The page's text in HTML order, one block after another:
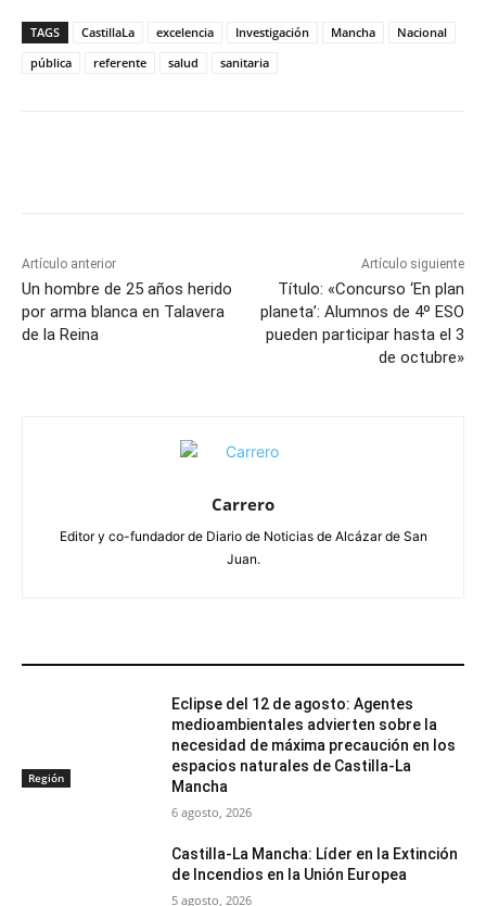
TAGS CastillaLa excelencia Investigación Mancha
Nacional
pública
referente salud sanitaria
Artículo anterior
Un hombre de 25 años herido
por arma blanca en Talavera
de la Reina
Artículo siguiente
Título: «Concurso ‘En plan
planeta’: Alumnos de 4º ESO
pueden participar hasta el 3
de octubre»
Carrero
Editor y co-fundador de Diario de Noticias de Alcázar de San
Juan.
Región
Eclipse del 12 de agosto: Agentes
medioambientales advierten sobre la
necesidad de máxima precaución en los
espacios naturales de Castilla-La
Mancha
6 agosto, 2026
Castilla-La Mancha: Líder en la Extinción
de Incendios en la Unión Europea
5 agosto, 2026